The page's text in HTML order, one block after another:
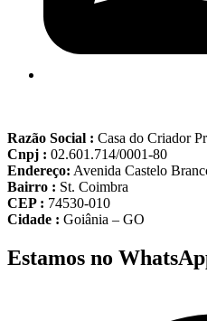
Razão Social : Casa do Criador
Cnpj : 02.601.714/0001-80
Endereço: Avenida Castelo
Bairro : St. Coimbra
CEP : 74530-010
Cidade : Goiânia – GO
Estamos no